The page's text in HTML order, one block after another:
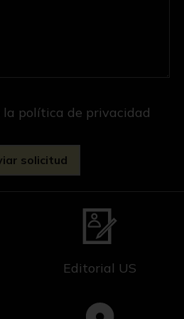
la política de privacidad
Editorial US